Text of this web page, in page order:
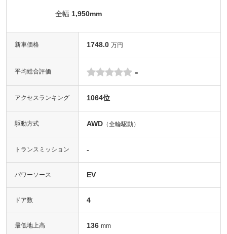
全幅 1,950mm
新車価格 1748.0 万円
平均総合評価 -
アクセスランキング 1064位
駆動方式 AWD （全輪駆動）
トランスミッション -
パワーソース EV
ドア数 4
最低地上高 136 mm